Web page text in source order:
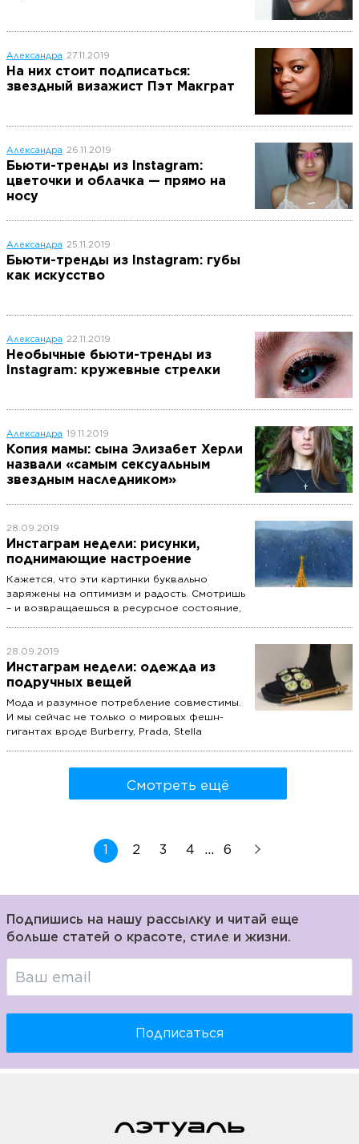
Александра 27.11.2019
На них стоит подписаться:
звездный визажист Пэт Макграт
Александра 26.11.2019
Бьюти-тренды из Instagram:
цветочки и облачка — прямо на
носу
Александра 25.11.2019
Бьюти-тренды из Instagram: губы
как искусство
Александра 22.11.2019
Необычные бьюти-тренды из
Instagram: кружевные стрелки
Александра 19.11.2019
Копия мамы: сына Элизабет Херли
назвали «самым сексуальным
звездным наследником»
28.09.2019
Инстаграм недели: рисунки,
поднимающие настроение
Кажется, что эти картинки буквально
заряжены на оптимизм и радость. Смотришь
– и возвращаешься в ресурсное состояние,
28.09.2019
Инстаграм недели: одежда из
подручных вещей
Мода и разумное потребление совместимы.
И мы сейчас не только о мировых фешн-
гигантах вроде Burberry, Prada, Stella
Маклафлин и все поймете.Смотреть ещё
1 2 3 4 ... 6
Подпишись на нашу рассылку и читай еще
больше статей о красоте, стиле и жизни.
Подписаться